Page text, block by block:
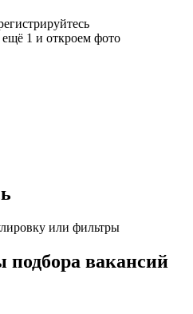
1 и откроем фото
или фильтры
вакансий